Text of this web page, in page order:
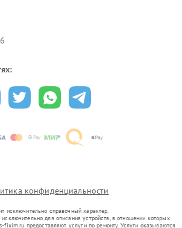
конфиденциальности
исключительно справочный характер.
для описания устройств, в отношении которых
предоставляют услуги по ремонту. Услуги оказываются